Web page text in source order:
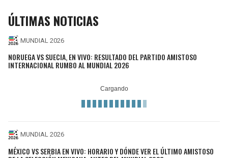
ÚLTIMAS NOTICIAS
MUNDIAL 2026
NORUEGA VS SUECIA, EN VIVO: RESULTADO DEL PARTIDO AMISTOSO
INTERNACIONAL RUMBO AL MUNDIAL 2026
MUNDIAL 2026
MÉXICO VS SERBIA EN VIVO: HORARIO Y DÓNDE VER EL ÚLTIMO AMISTOSO